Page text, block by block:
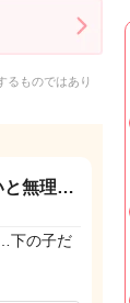
るものではあり
と無理…
下の子だ